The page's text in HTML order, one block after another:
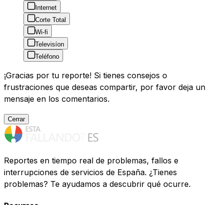
Internet
Corte Total
Wi-fi
Televisíon
Teléfono
¡Gracias por tu reporte! Si tienes consejos o
frustraciones que deseas compartir, por favor deja un
mensaje en los comentarios.
Cerrar
Reportes en tiempo real de problemas, fallos e
interrupciones de servicios de España. ¿Tienes
problemas? Te ayudamos a descubrir qué ocurre.